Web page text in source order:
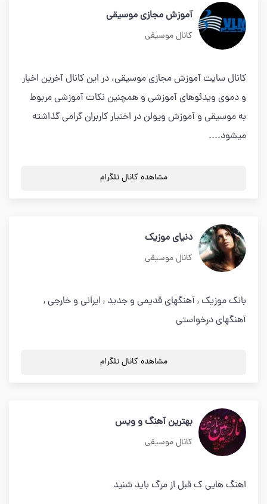
آموزش مجازی موسیقی
کانال موسیقی
کانال سایت آموزش مجازی موسیقی، در این کانال آخرین اخبار
و دموی ویدئوهای آموزشی و همچنین نکات آموزشی مربوط
به موسیقی و آموزش ویولن در اختیار کاربران گرامی گذاشته
میشود....
مشاهده کانال تلگرام
دنیای موزیک
کانال موسیقی
بانک موزیک , آهنگهای قدیمی و جدید , ایرانی و خارجی ,
آهنگهای درخواستی
مشاهده کانال تلگرام
بهترین آهنگ و ویس
کانال موسیقی
اهنگ هایی ک قبل از مرگ باید شنید